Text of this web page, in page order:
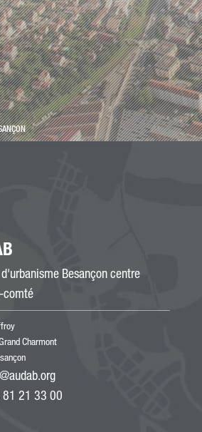
Besançon centre
comté
Charmont
81 21 33 00